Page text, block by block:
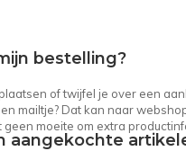
bestelling?
of twijfel je over een
mailtje? Dat kan naar
moeite om extra
aangekochte